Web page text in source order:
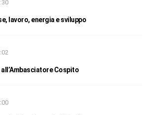
lavoro, energia e sviluppo
Cospito